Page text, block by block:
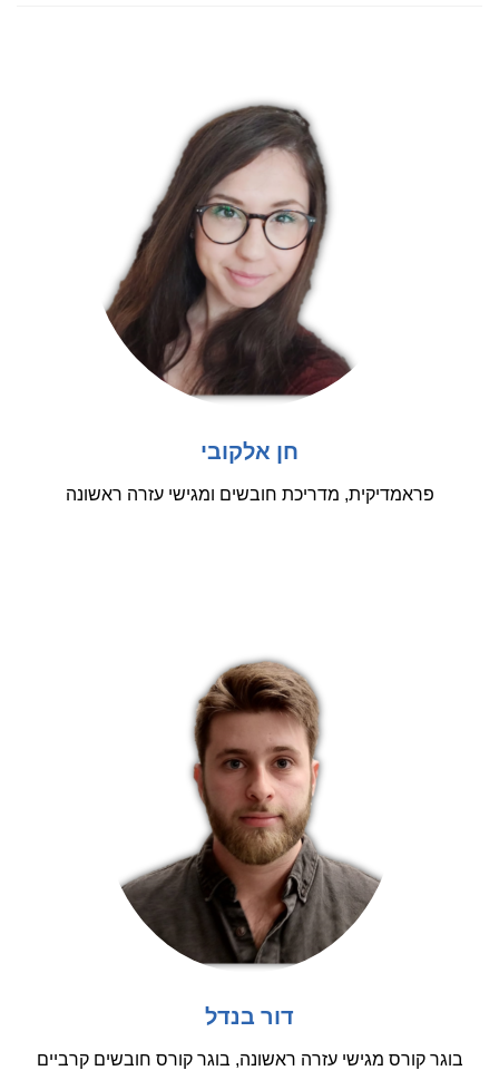
חן אלקובי
פראמדיקית, מדריכת חובשים ומגישי עזרה ראשונה
דור בנדל
בוגר קורס מגישי עזרה ראשונה, בוגר קורס חובשים קרביים